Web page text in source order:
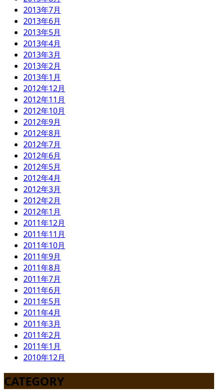
2013年7月
2013年6月
2013年5月
2013年4月
2013年3月
2013年2月
2013年1月
2012年12月
2012年11月
2012年10月
2012年9月
2012年8月
2012年7月
2012年6月
2012年5月
2012年4月
2012年3月
2012年2月
2012年1月
2011年12月
2011年11月
2011年10月
2011年9月
2011年8月
2011年7月
2011年6月
2011年5月
2011年4月
2011年3月
2011年2月
2011年1月
2010年12月
CATEGORY